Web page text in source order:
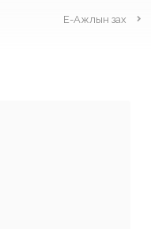
Е-Ажлын зах